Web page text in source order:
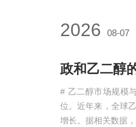
2026 08-07
政和乙二醇
# 乙二醇市场规模
位。近年来，全球
增长。据相关数据